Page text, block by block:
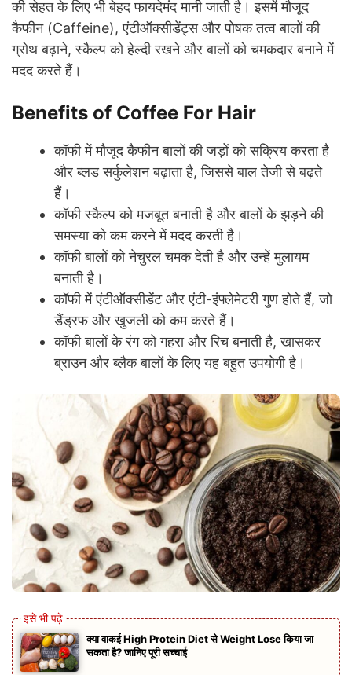
की सेहत के लिए भी बेहद फायदेमंद मानी जाती है। इसमें मौजूद
कैफीन (Caffeine), एंटीऑक्सीडेंट्स और पोषक तत्व बालों की
ग्रोथ बढ़ाने, स्कैल्प को हेल्दी रखने और बालों को चमकदार बनाने में
मदद करते हैं।
Benefits of Coffee For Hair
कॉफी में मौजूद कैफीन बालों की जड़ों को सक्रिय करता है
और ब्लड सर्कुलेशन बढ़ाता है, जिससे बाल तेजी से बढ़ते
हैं।
कॉफी स्कैल्प को मजबूत बनाती है और बालों के झड़ने की
समस्या को कम करने में मदद करती है।
कॉफी बालों को नेचुरल चमक देती है और उन्हें मुलायम
बनाती है।
कॉफी में एंटीऑक्सीडेंट और एंटी-इंफ्लेमेटरी गुण होते हैं, जो
डैंड्रफ और खुजली को कम करते हैं।
कॉफी बालों के रंग को गहरा और रिच बनाती है, खासकर
ब्राउन और ब्लैक बालों के लिए यह बहुत उपयोगी है।
क्या वाकई High Protein Diet से Weight Lose किया जा
सकता है? जानिए पूरी सच्चाई